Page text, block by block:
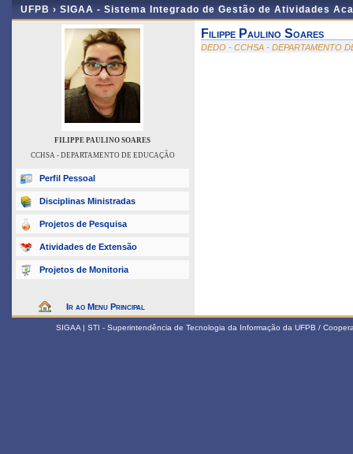
UFPB › SIGAA - Sistema Integrado de Gestão de Atividades
FILIPPE PAULINO SOARES
CCHSA - DEPARTAMENTO DE EDUCAÇÃO
Perfil Pessoal
Disciplinas Ministradas
Projetos de Pesquisa
Atividades de Extensão
Projetos de Monitoria
Ir ao Menu Principal
Filippe Paulino Soares
DEDO - CCHSA - DEPARTAMENTO
SIGAA | STI - Superintendência de Tecnologia da Informação da UFPB /